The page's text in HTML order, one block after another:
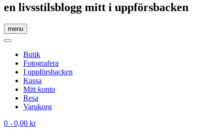
en livsstilsblogg mitt i uppförsbacken
menu
Butik
Fotografera
I uppförsbacken
Kassa
Mitt konto
Resa
Varukorg
0 - 0,00 kr